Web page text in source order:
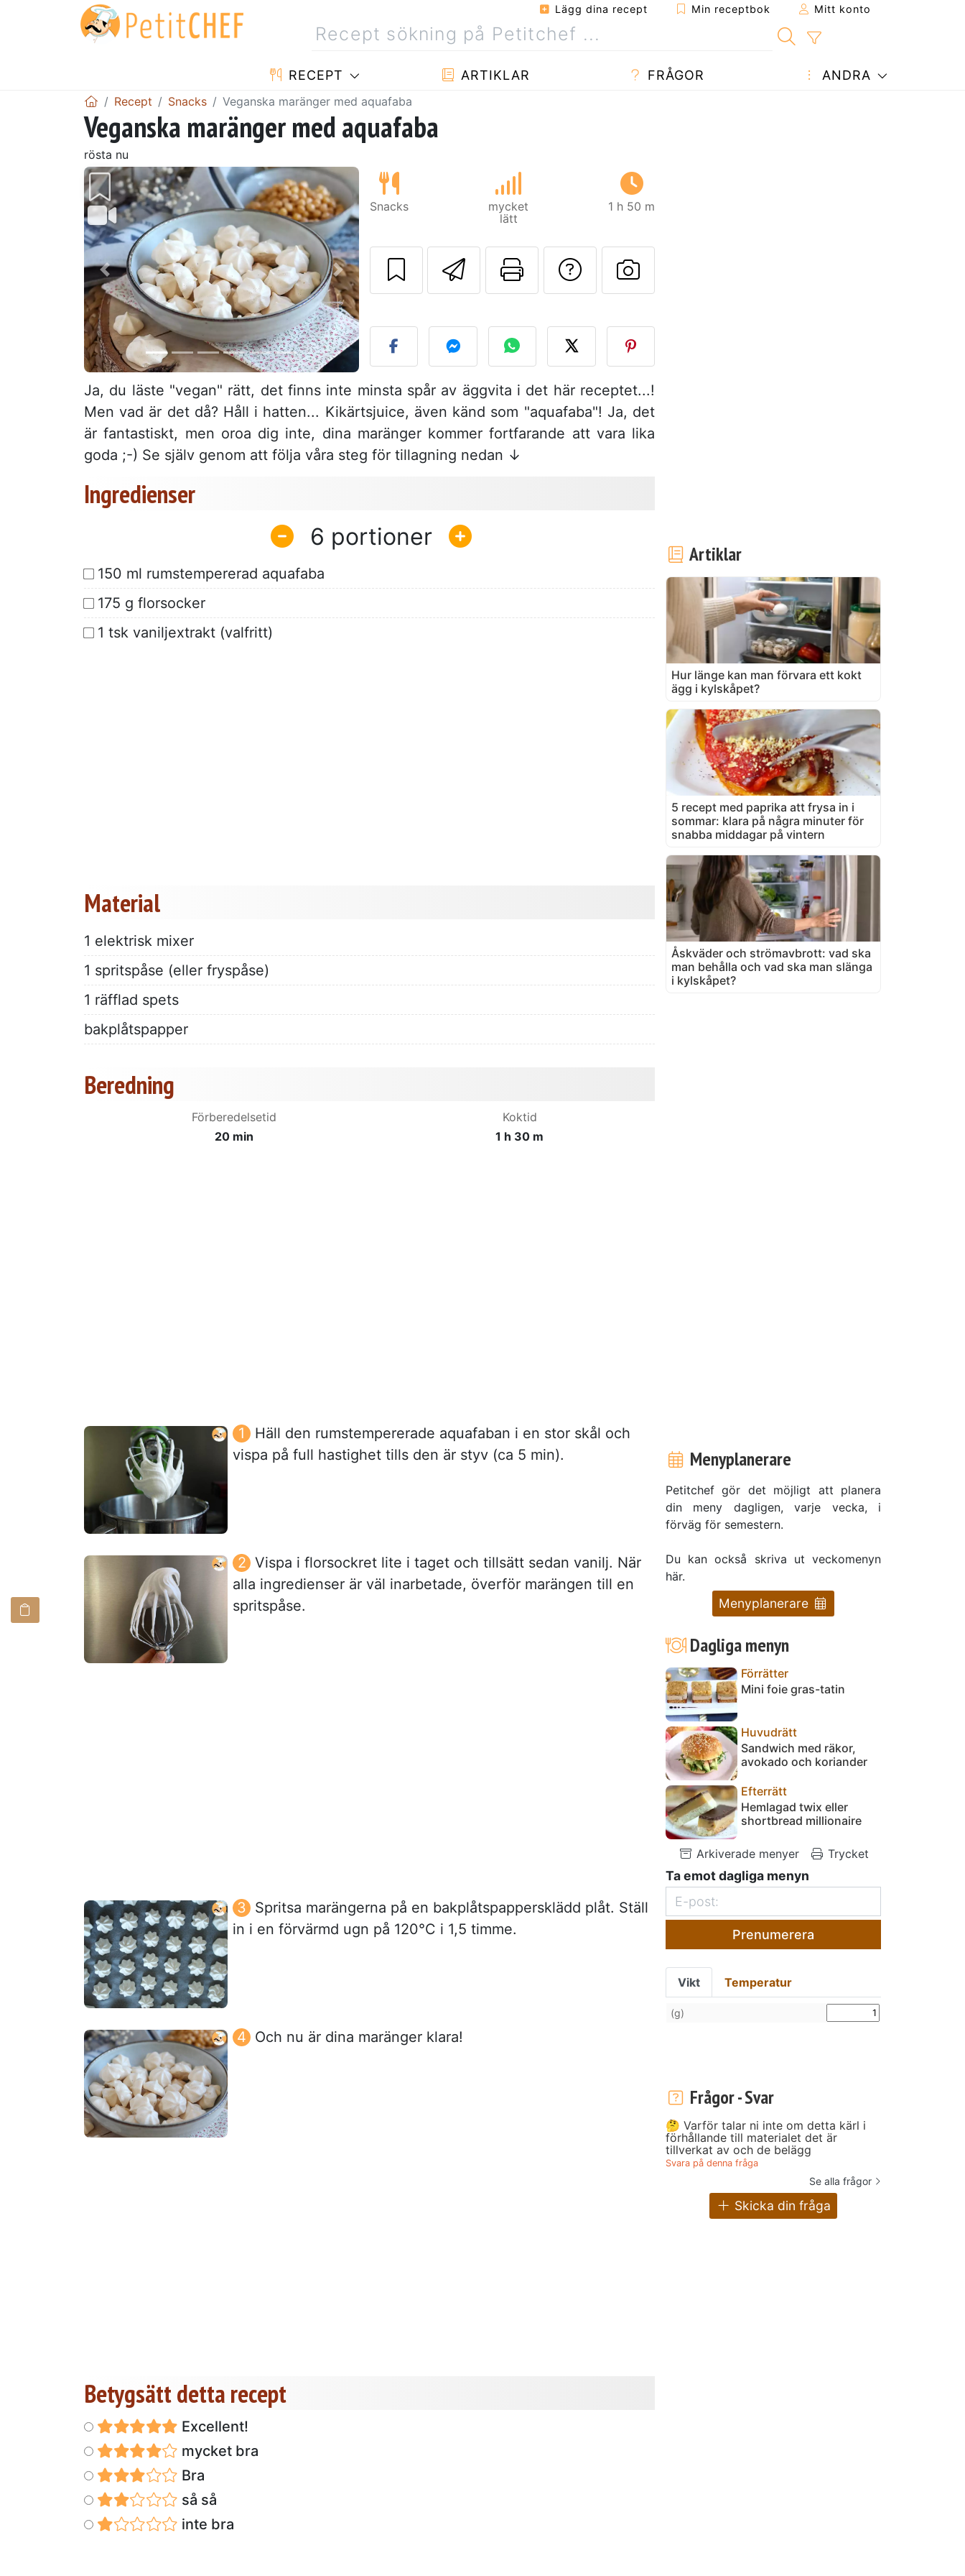
Lägg dina recept Min receptbok Mitt konto
RECEPT ARTIKLAR FRÅGOR ANDRA
Recept Snacks Veganska maränger med aquafaba
Veganska maränger med aquafaba
rösta nu
Föregående Nästa
Snacks
mycket
lätt
1 h 50 m
Skicka detta recept till en vän
Skriv ut denna sida
Ställa en fråga till författaren
Lägg upp ditt foto av detta
Ja, du läste "vegan" rätt, det finns inte minsta spår av äggvita i det här receptet...!
Men vad är det då? Håll i hatten... Kikärtsjuice, även känd som "aquafaba"! Ja, det
är fantastiskt, men oroa dig inte, dina maränger kommer fortfarande att vara lika
goda ;-) Se själv genom att följa våra steg för tillagning nedan ↓
Ingredienser
6
150 ml rumstempererad aquafaba
175 g florsocker
1 tsk vaniljextrakt (valfritt)
Material
1 elektrisk mixer
1 spritspåse (eller fryspåse)
1 räfflad spets
bakplåtspapper
Beredning
Förberedelsetid
20 min
Koktid
1 h 30 m
Häll den rumstempererade aquafaban i en stor skål och
vispa på full hastighet tills den är styv (ca 5 min).
Vispa i florsockret lite i taget och tillsätt sedan vanilj. När
alla ingredienser är väl inarbetade, överför marängen till en
spritspåse.
Spritsa marängerna på en bakplåtspappersklädd plåt. Ställ
in i en förvärmd ugn på 120°C i 1,5 timme.
Och nu är dina maränger klara!
Betygsätt detta recept
Excellent!
mycket bra
Bra
så så
inte bra
Artiklar
Hur länge kan man förvara ett kokt
ägg i kylskåpet?
5 recept med paprika att frysa in i
sommar: klara på några minuter för
snabba middagar på vintern
Åskväder och strömavbrott: vad ska
man behålla och vad ska man slänga
i kylskåpet?
Menyplanerare
Petitchef gör det möjligt att planera
din meny dagligen, varje vecka, i
förväg för semestern.
Du kan också skriva ut veckomenyn
här.
Menyplanerare
Dagliga menyn
Förrätter
Mini foie gras-tatin
Huvudrätt
Sandwich med räkor,
avokado och koriander
Efterrätt
Hemlagad twix eller
shortbread millionaire
Arkiverade menyer Trycket
Ta emot dagliga menyn
Prenumerera
Vikt Temperatur
(g)
Frågor - Svar
🤔 Varför talar ni inte om detta kärl i
förhållande till materialet det är
tillverkat av och de belägg
Svara på denna fråga
Se alla frågor
Skicka din fråga